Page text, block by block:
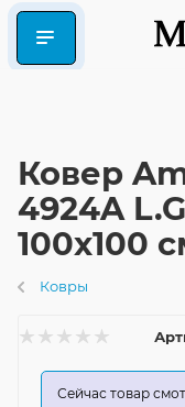
Ковер
4924A
100x100
Ковры
Сейчас товар